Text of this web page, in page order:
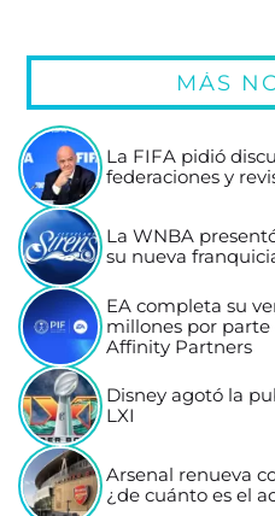
MÁS
La FIFA pidió
federaciones y
La WNBA
su nueva
EA completa su
millones por parte
Affinity Partners
Disney agotó la
LXI
Arsenal renueva
¿de cuánto es el